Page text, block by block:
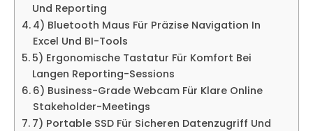
Und Reporting
4) Bluetooth Maus Für Präzise Navigation In
Excel Und BI-Tools
5) Ergonomische Tastatur Für Komfort Bei
Langen Reporting-Sessions
6) Business-Grade Webcam Für Klare Online
Stakeholder-Meetings
7) Portable SSD Für Sicheren Datenzugriff Und